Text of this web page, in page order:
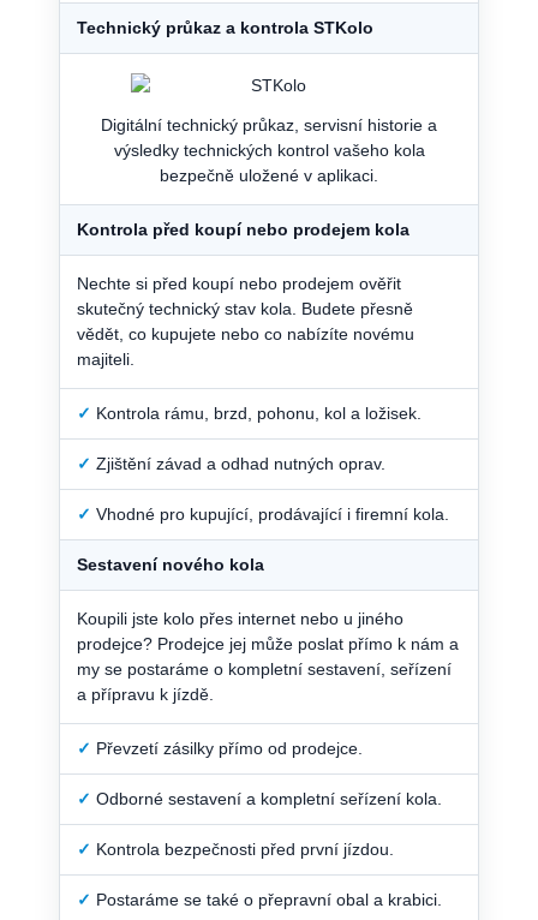
Technický průkaz a kontrola STKolo
Digitální technický průkaz, servisní historie a
výsledky technických kontrol vašeho kola
bezpečně uložené v aplikaci.
Kontrola před koupí nebo prodejem kola
Nechte si před koupí nebo prodejem ověřit
skutečný technický stav kola. Budete přesně
vědět, co kupujete nebo co nabízíte novému
majiteli.
✓ Kontrola rámu, brzd, pohonu, kol a ložisek.
✓ Zjištění závad a odhad nutných oprav.
✓ Vhodné pro kupující, prodávající i firemní kola.
Sestavení nového kola
Koupili jste kolo přes internet nebo u jiného
prodejce? Prodejce jej může poslat přímo k nám a
my se postaráme o kompletní sestavení, seřízení
a přípravu k jízdě.
✓ Převzetí zásilky přímo od prodejce.
✓ Odborné sestavení a kompletní seřízení kola.
✓ Kontrola bezpečnosti před první jízdou.
✓ Postaráme se také o přepravní obal a krabici.